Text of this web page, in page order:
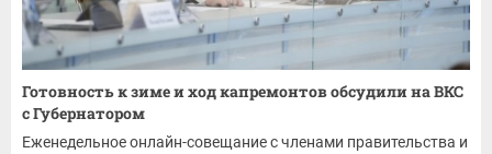
Готовность к зиме и ход капремонтов обсудили на ВКС
с Губернатором
Еженедельное онлайн-совещание с членами правительства и